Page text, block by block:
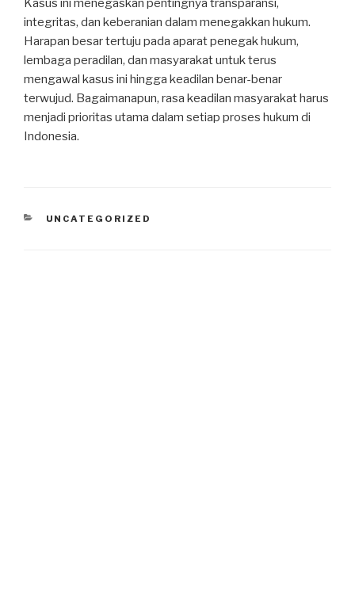
Kasus ini menegaskan pentingnya transparansi,
integritas, dan keberanian dalam menegakkan hukum.
Harapan besar tertuju pada aparat penegak hukum,
lembaga peradilan, dan masyarakat untuk terus
mengawal kasus ini hingga keadilan benar-benar
terwujud. Bagaimanapun, rasa keadilan masyarakat harus
menjadi prioritas utama dalam setiap proses hukum di
Indonesia.
CATEGORIES
UNCATEGORIZED